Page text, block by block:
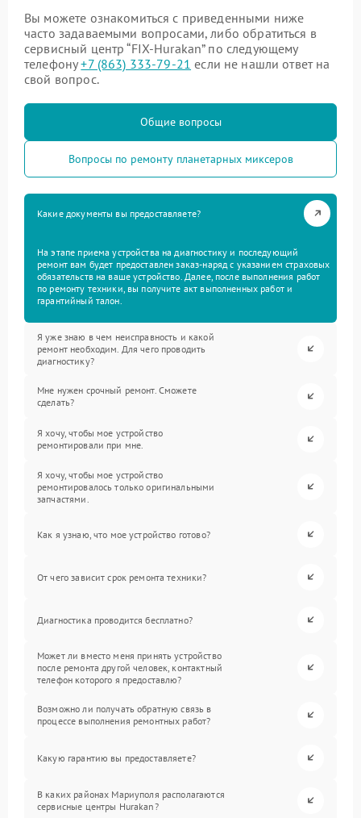
Вы можете ознакомиться с приведенными ниже
часто задаваемыми вопросами, либо обратиться в
сервисный центр “FIX-Hurakan” по следующему
телефону+7 (863) 333-79-21 если не нашли ответ на
свой вопрос.
Общие вопросы
Вопросы по ремонту планетарных миксеров
Какие документы вы предоставляете?
На этапе приема устройства на диагностику и последующий
ремонт вам будет предоставлен заказ-наряд с указанием страховых
обязательств на ваше устройство. Далее, после выполнения работ
по ремонту техники, вы получите акт выполненных работ и
гарантийный талон.
Я уже знаю в чем неисправность и какой
ремонт необходим. Для чего проводить
диагностику?
Мне нужен срочный ремонт. Сможете
сделать?
Я хочу, чтобы мое устройство
ремонтировали при мне.
Я хочу, чтобы мое устройство
ремонтировалось только оригинальными
запчастями.
Как я узнаю, что мое устройство готово?
От чего зависит срок ремонта техники?
Диагностика проводится бесплатно?
Может ли вместо меня принять устройство
после ремонта другой человек, контактный
телефон которого я предоставлю?
Возможно ли получать обратную связь в
процессе выполнения ремонтных работ?
Какую гарантию вы предоставляете?
В каких районах Мариуполя располагаются
сервисные центры Hurakan?